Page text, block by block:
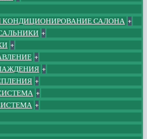
КОНДИЦИОНИРОВАНИЕ САЛОНА +
+
+
+
+
+
+
+